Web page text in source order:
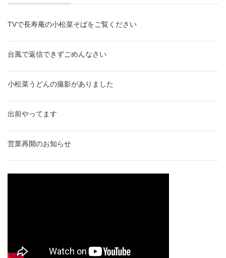
TVで長寿庵の小松菜そばをご覧ください
台風で返信できずごめんなさい
小松菜うどんの撮影がありました
出前やってます
営業再開のお知らせ